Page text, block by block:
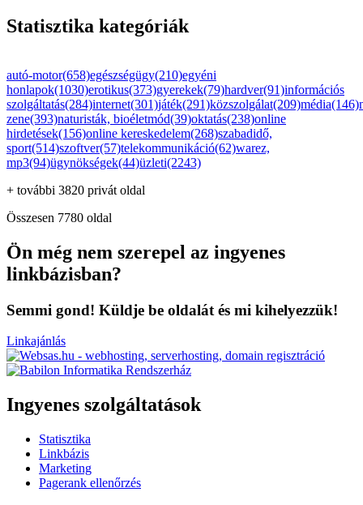
Statisztika kategóriák
autó-motor(658)egészségügy(210)egyéni
honlapok(1030)erotikus(373)gyerekek(79)hardver(91)információs
szolgáltatás(284)internet(301)játék(291)közszolgálat(209)média(146)
zene(393)naturisták, bioéletmód(39)oktatás(238)online
hirdetések(156)online kereskedelem(268)szabadidő,
sport(514)szoftver(57)telekommunikáció(62)warez,
mp3(94)ügynökségek(44)üzleti(2243)
+ további 3820 privát oldal
Összesen 7780 oldal
Ön még nem szerepel az ingyenes
linkbázisban?
Semmi gond! Küldje be oldalát és mi kihelyezzük!
Linkajánlás
Ingyenes szolgáltatások
Statisztika
Linkbázis
Marketing
Pagerank ellenőrzés